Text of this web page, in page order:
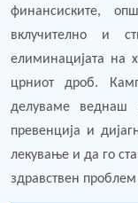
финансиските,
вклучително и
елиминацијата на
црниот дроб.
делуваме веднаш
превенција и
лекување и да го
здравствен